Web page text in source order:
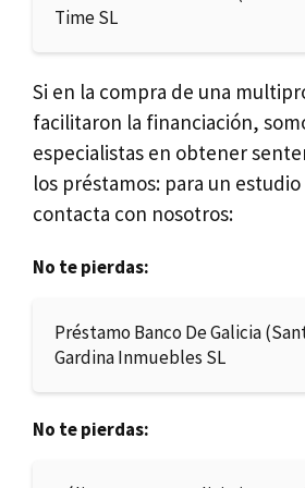
Time SL
Si en la compra de una
facilitaron la financiación,
especialistas en obtener
los préstamos: para un
contacta con nosotros:
No te pierdas:
Préstamo Banco De Galicia
Gardina Inmuebles SL
No te pierdas: